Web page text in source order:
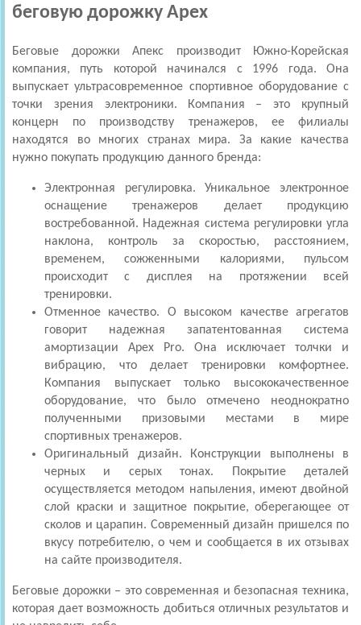
беговую дорожку Apex
Беговые дорожки Апекс производит Южно-Корейская
компания, путь которой начинался с 1996 года. Она
выпускает ультрасовременное спортивное оборудование с
точки зрения электроники. Компания – это крупный
концерн по производству тренажеров, ее филиалы
находятся во многих странах мира. За какие качества
нужно покупать продукцию данного бренда:
Электронная регулировка. Уникальное электронное
оснащение тренажеров делает продукцию
востребованной. Надежная система регулировки угла
наклона, контроль за скоростью, расстоянием,
временем, сожженными калориями, пульсом
происходит с дисплея на протяжении всей
тренировки.
Отменное качество. О высоком качестве агрегатов
говорит надежная запатентованная система
амортизации Apex Pro. Она исключает толчки и
вибрацию, что делает тренировки комфортнее.
Компания выпускает только высококачественное
оборудование, что было отмечено неоднократно
полученными призовыми местами в мире
спортивных тренажеров.
Оригинальный дизайн. Конструкции выполнены в
черных и серых тонах. Покрытие деталей
осуществляется методом напыления, имеют двойной
слой краски и защитное покрытие, оберегающее от
сколов и царапин. Современный дизайн пришелся по
вкусу потребителю, о чем и сообщается в их отзывах
на сайте производителя.
Беговые дорожки – это современная и безопасная техника,
которая дает возможность добиться отличных результатов и